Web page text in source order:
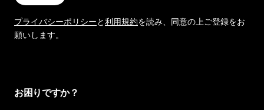
プライバシーポリシーと利用規約を読み、同意の上ご登録をお
願いします。
お困りですか？